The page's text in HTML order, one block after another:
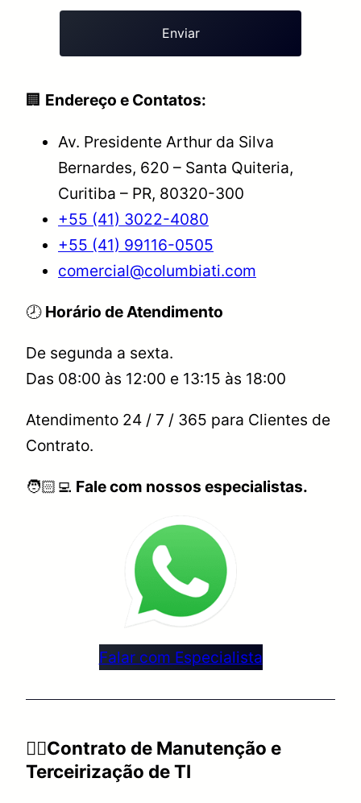
🏢 Endereço e Contatos:
Av. Presidente Arthur da Silva
Bernardes, 620 – Santa Quiteria,
Curitiba – PR, 80320-300
+55 (41) 3022-4080
+55 (41) 99116-0505
comercial@columbiati.com
🕗 Horário de Atendimento
De segunda a sexta.
Das 08:00 às 12:00 e 13:15 às 18:00
Atendimento 24 / 7 / 365 para Clientes de
Contrato.
🧑🏻‍💻 Fale com nossos especialistas.
Falar com Especialista
👉🏻Contrato de Manutenção e
Terceirização de TI